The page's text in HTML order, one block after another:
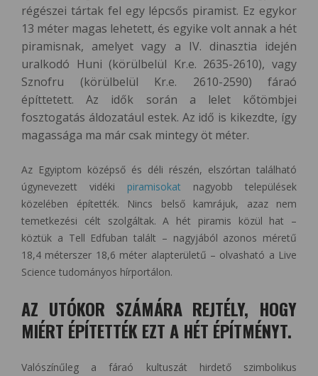
régészei tártak fel egy lépcsős piramist. Ez egykor
13 méter magas lehetett, és egyike volt annak a hét
piramisnak, amelyet vagy a IV. dinasztia idején
uralkodó Huni (körülbelül Kr.e. 2635-2610), vagy
Sznofru (körülbelül Kr.e. 2610-2590) fáraó
építtetett. Az idők során a lelet kőtömbjei
fosztogatás áldozatául estek. Az idő is kikezdte, így
magassága ma már csak mintegy öt méter.
Az Egyiptom középső és déli részén, elszórtan található
úgynevezett vidéki piramisokat nagyobb települések
közelében építették. Nincs belső kamrájuk, azaz nem
temetkezési célt szolgáltak. A hét piramis közül hat –
köztük a Tell Edfuban talált – nagyjából azonos méretű
18,4 méterszer 18,6 méter alapterületű – olvasható a Live
Science tudományos hírportálon.
AZ UTÓKOR SZÁMÁRA REJTÉLY, HOGY
MIÉRT ÉPÍTETTÉK EZT A HÉT ÉPÍTMÉNYT.
Valószínűleg a fáraó kultuszát hirdető szimbolikus